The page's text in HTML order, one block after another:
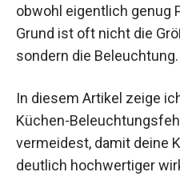
obwohl eigentlich genug
Grund ist oft nicht die
sondern die Beleuchtung.
In diesem Artikel zeige
Küchen-
vermeidest, damit deine
deutlich hochwertiger